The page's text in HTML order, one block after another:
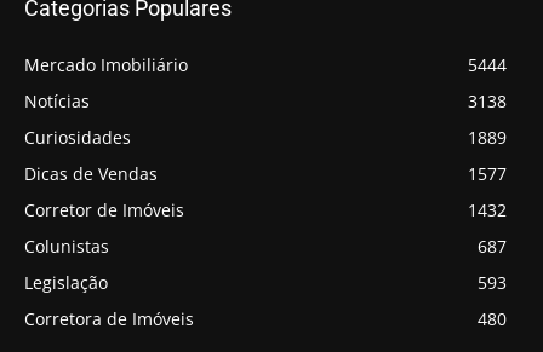
Categorias Populares
Mercado Imobiliário
5444
Notícias
3138
Curiosidades
1889
Dicas de Vendas
1577
Corretor de Imóveis
1432
Colunistas
687
Legislação
593
Corretora de Imóveis
480